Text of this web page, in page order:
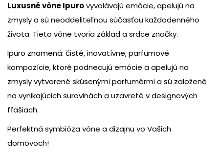
Luxusné vône Ipurovyvolávajú emócie, apelujú na
zmysly a sú neoddeliteľnou súčasťou každodenného
života. Tieto vône tvoria základ a srdce značky.
Ipuro znamená: čisté, inovatívne, parfumové
kompozície, ktoré podnecujú emócie a apelujú na
zmysly vytvorené skúsenými parfumérmi a sú založené
na vynikajúcich surovinách a uzavreté v designových
fľašiach.
Perfektná symbióza vône a dizajnu vo Vašich
domovoch!